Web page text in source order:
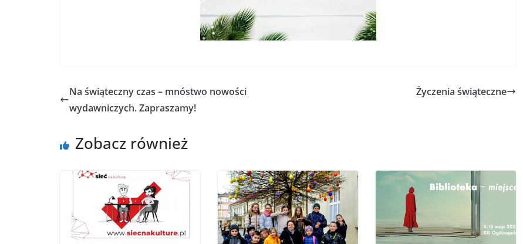
Na świąteczny czas – mnóstwo nowości
wydawniczych. Zapraszamy!
Życzenia świąteczne
Zobacz również